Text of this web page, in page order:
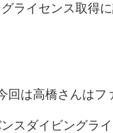
ライセンス取得
回は高橋さんはフ
スダイビングラ